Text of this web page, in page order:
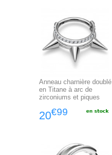
Anneau charnière doublé
en Titane à arc de
zirconiums et piques
20€99